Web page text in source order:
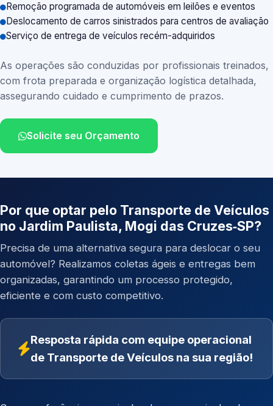
Remoção programada de automóveis em leilões e eventos
Deslocamento de carros sinistrados para centros de avaliação
Serviço de entrega de veículos recém-adquiridos
As operações são conduzidas por profissionais treinados,
com frota preparada e organização logística detalhada,
assegurando cuidado e cumprimento de prazos.
Solicite seu Orçamento
Por que optar pelo Transporte de Veículos
no Jardim Paulista, Mogi das Cruzes‑SP?
Precisa de uma alternativa segura para deslocar o seu
automóvel? Realizamos coletas ágeis e entregas bem
organizadas, garantindo um processo protegido,
eficiente e com custo competitivo.
Resposta rápida com equipe operacional
de Transporte de Veículos na sua região!